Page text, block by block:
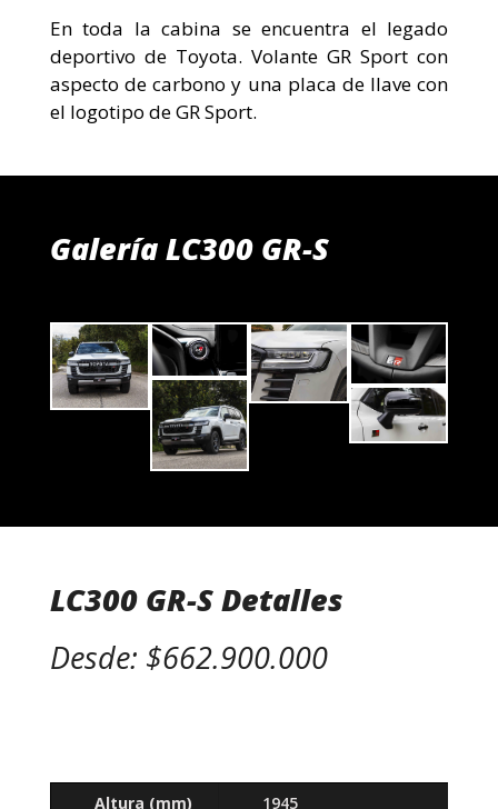
En toda la cabina se encuentra el legado
deportivo de Toyota. Volante GR Sport con
aspecto de carbono y una placa de llave con
el logotipo de GR Sport.
Galería LC300 GR-S
LC300 GR-S Detalles
Desde: $662.900.000
Altura (mm) 1945